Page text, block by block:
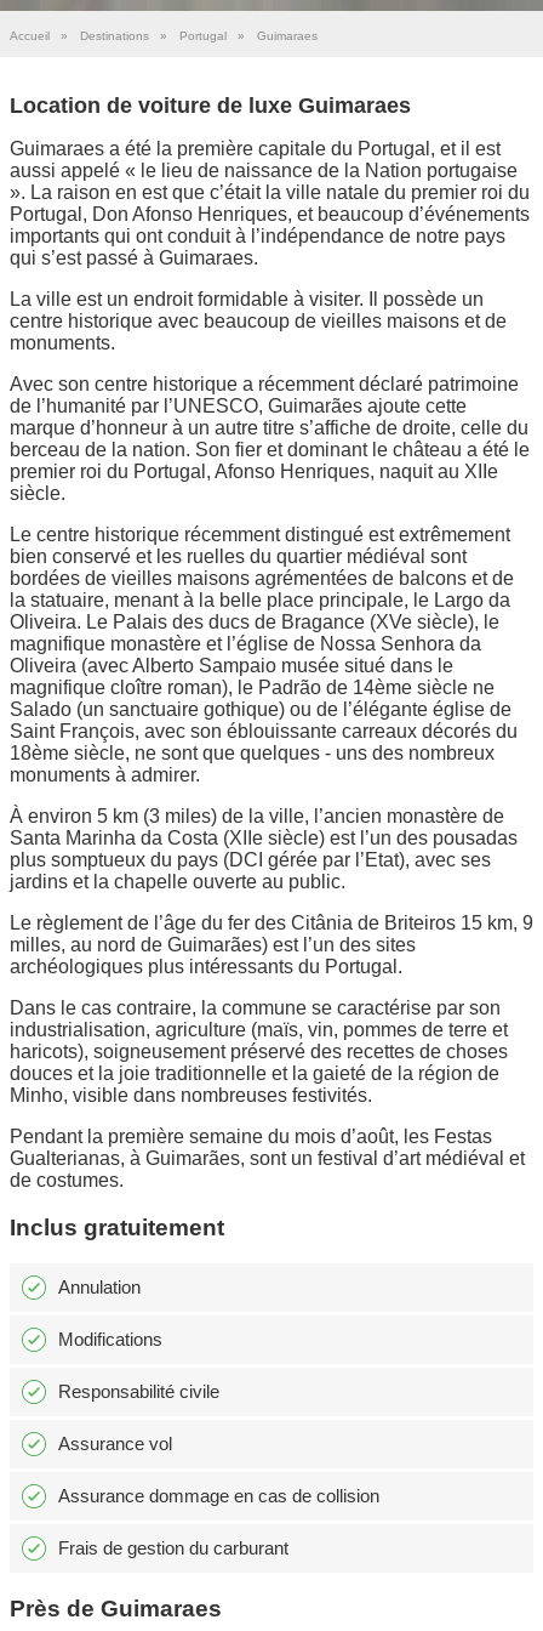
Accueil » Destinations » Portugal » Guimaraes
Location de voiture de luxe Guimaraes
Guimaraes a été la première capitale du Portugal, et il est
aussi appelé « le lieu de naissance de la Nation portugaise
». La raison en est que c’était la ville natale du premier roi du
Portugal, Don Afonso Henriques, et beaucoup d’événements
importants qui ont conduit à l’indépendance de notre pays
qui s’est passé à Guimaraes.
La ville est un endroit formidable à visiter. Il possède un
centre historique avec beaucoup de vieilles maisons et de
monuments.
Avec son centre historique a récemment déclaré patrimoine
de l’humanité par l’UNESCO, Guimarães ajoute cette
marque d’honneur à un autre titre s’affiche de droite, celle du
berceau de la nation. Son fier et dominant le château a été le
premier roi du Portugal, Afonso Henriques, naquit au XIIe
siècle.
Le centre historique récemment distingué est extrêmement
bien conservé et les ruelles du quartier médiéval sont
bordées de vieilles maisons agrémentées de balcons et de
la statuaire, menant à la belle place principale, le Largo da
Oliveira. Le Palais des ducs de Bragance (XVe siècle), le
magnifique monastère et l’église de Nossa Senhora da
Oliveira (avec Alberto Sampaio musée situé dans le
magnifique cloître roman), le Padrão de 14ème siècle ne
Salado (un sanctuaire gothique) ou de l’élégante église de
Saint François, avec son éblouissante carreaux décorés du
18ème siècle, ne sont que quelques - uns des nombreux
monuments à admirer.
À environ 5 km (3 miles) de la ville, l’ancien monastère de
Santa Marinha da Costa (XIIe siècle) est l’un des pousadas
plus somptueux du pays (DCI gérée par l’Etat), avec ses
jardins et la chapelle ouverte au public.
Le règlement de l’âge du fer des Citânia de Briteiros 15 km, 9
milles, au nord de Guimarães) est l’un des sites
archéologiques plus intéressants du Portugal.
Dans le cas contraire, la commune se caractérise par son
industrialisation, agriculture (maïs, vin, pommes de terre et
haricots), soigneusement préservé des recettes de choses
douces et la joie traditionnelle et la gaieté de la région de
Minho, visible dans nombreuses festivités.
Pendant la première semaine du mois d’août, les Festas
Gualterianas, à Guimarães, sont un festival d’art médiéval et
de costumes.
Inclus gratuitement
Annulation
Modifications
Responsabilité civile
Assurance vol
Assurance dommage en cas de collision
Frais de gestion du carburant
Près de Guimaraes